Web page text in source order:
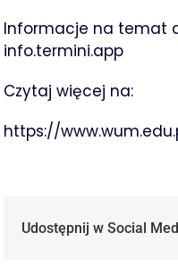
Informacje na temat
info.termini.app
Czytaj więcej na:
https://
Udostępnij w Social